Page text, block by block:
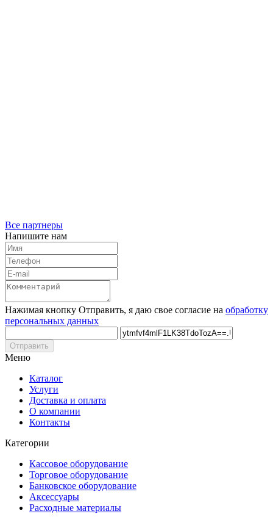
Все партнеры
Напишите нам
Нажимая кнопку Отправить, я даю свое согласие на обработку
персональных данных
Отправить
Меню
Каталог
Услуги
Доставка и оплата
О компании
Контакты
Категории
Кассовое оборудование
Торговое оборудование
Банковское оборудование
Аксессуары
Расходные материалы